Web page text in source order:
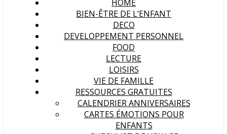
HOME
BIEN-ÊTRE DE L’ENFANT
DECO
DEVELOPPEMENT PERSONNEL
FOOD
LECTURE
LOISIRS
VIE DE FAMILLE
RESSOURCES GRATUITES
CALENDRIER ANNIVERSAIRES
CARTES ÉMOTIONS POUR
ENFANTS